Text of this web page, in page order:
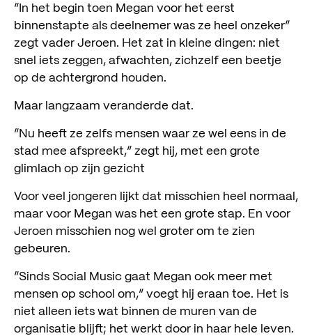
“In het begin toen Megan voor het eerst
binnenstapte als deelnemer was ze heel onzeker”
zegt vader Jeroen. Het zat in kleine dingen: niet
snel iets zeggen, afwachten, zichzelf een beetje
op de achtergrond houden.
Maar langzaam veranderde dat.
“Nu heeft ze zelfs mensen waar ze wel eens in de
stad mee afspreekt,” zegt hij, met een grote
glimlach op zijn gezicht
Voor veel jongeren lijkt dat misschien heel normaal,
maar voor Megan was het een grote stap. En voor
Jeroen misschien nog wel groter om te zien
gebeuren.
“Sinds Social Music gaat Megan ook meer met
mensen op school om,” voegt hij eraan toe. Het is
niet alleen iets wat binnen de muren van de
organisatie blijft; het werkt door in haar hele leven.